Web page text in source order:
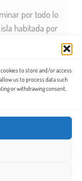
to store and/or access
us to process data such
or withdrawing consent,
por todo lo
habitada por
Aquí, el agua
que aquí
a las
abandonaremos